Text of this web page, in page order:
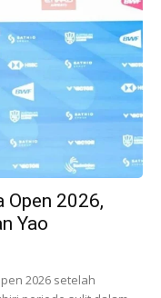
2026,
Yao
2026 setelah